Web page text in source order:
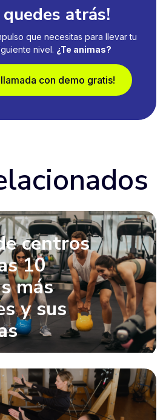
quedes atrás!
que necesitas para llevar tu
nivel. ¿Te animas?
llamada con demo gratis!
centros
10
más
y sus